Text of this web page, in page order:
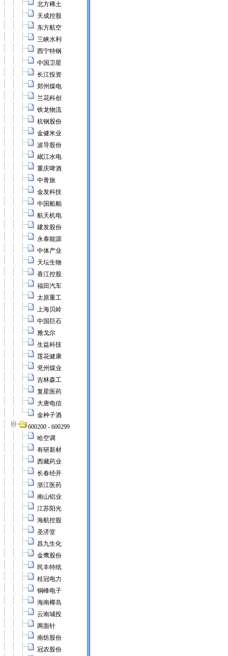
北方稀土
天成控股
东方航空
三峡水利
西宁特钢
中国卫星
长江投资
郑州煤电
兰花科创
铁龙物流
杭钢股份
金健米业
波导股份
岷江水电
重庆啤酒
中青旅
金发科技
中国船舶
航天机电
建发股份
永泰能源
中体产业
天坛生物
香江控股
福田汽车
太原重工
上海贝岭
中国巨石
雅戈尔
生益科技
莲花健康
兖州煤业
吉林森工
复星医药
大唐电信
金种子酒
600200 - 600299
哈空调
有研新材
西藏药业
长春经开
浙江医药
南山铝业
江苏阳光
海航控股
圣济堂
昌九生化
金鹰股份
民丰特纸
桂冠电力
铜峰电子
海南椰岛
云南城投
两面针
南纺股份
冠农股份